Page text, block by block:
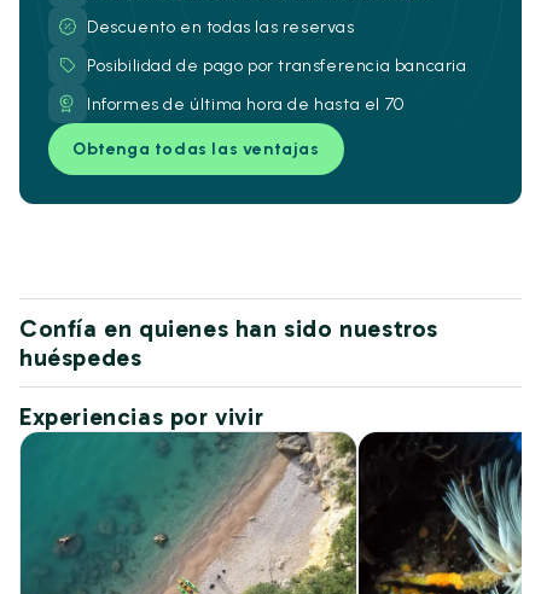
Descuento en todas las reservas
Posibilidad de pago por transferencia bancaria
Informes de última hora de hasta el 70
Obtenga todas las ventajas
Confía en quienes han sido nuestros
huéspedes
Experiencias por vivir